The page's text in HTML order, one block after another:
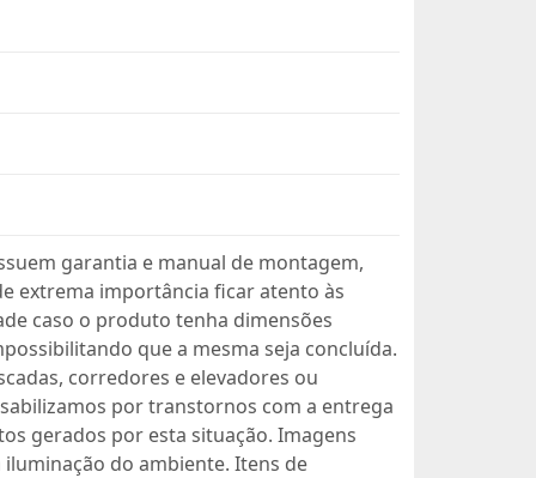
garantia e manual de montagem,
extrema importância ficar atento às
caso o produto tenha dimensões
que a mesma seja concluída.
corredores e elevadores ou
por transtornos com a entrega
gerados por esta situação. Imagens
do ambiente. Itens de